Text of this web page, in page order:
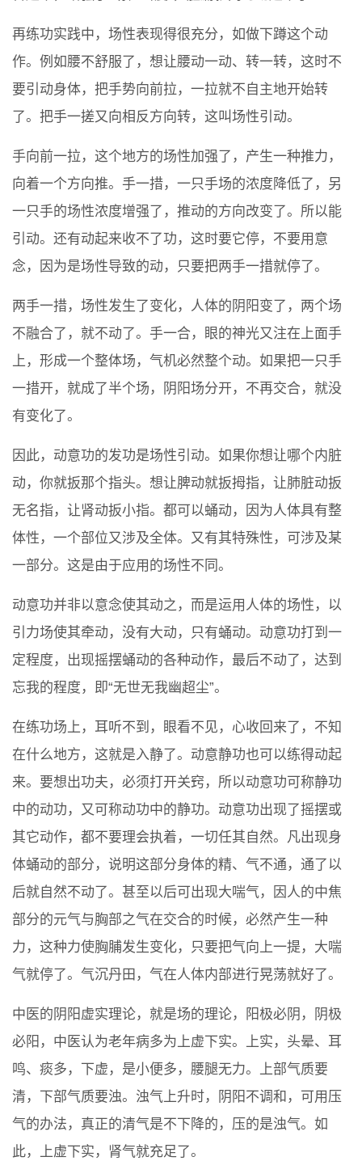
再练功实践中，场性表现得很充分，如做下蹲这个动
作。例如腰不舒服了，想让腰动一动、转一转，这时不
要引动身体，把手势向前拉，一拉就不自主地开始转
了。把手一搓又向相反方向转，这叫场性引动。
手向前一拉，这个地方的场性加强了，产生一种推力，
向着一个方向推。手一措，一只手场的浓度降低了，另
一只手的场性浓度增强了，推动的方向改变了。所以能
引动。还有动起来收不了功，这时要它停，不要用意
念，因为是场性导致的动，只要把两手一措就停了。
两手一措，场性发生了变化，人体的阴阳变了，两个场
不融合了，就不动了。手一合，眼的神光又注在上面手
上，形成一个整体场，气机必然整个动。如果把一只手
一措开，就成了半个场，阴阳场分开，不再交合，就没
有变化了。
因此，动意功的发功是场性引动。如果你想让哪个内脏
动，你就扳那个指头。想让脾动就扳拇指，让肺脏动扳
无名指，让肾动扳小指。都可以蛹动，因为人体具有整
体性，一个部位又涉及全体。又有其特殊性，可涉及某
一部分。这是由于应用的场性不同。
动意功并非以意念使其动之，而是运用人体的场性，以
引力场使其牵动，没有大动，只有蛹动。动意功打到一
定程度，出现摇摆蛹动的各种动作，最后不动了，达到
忘我的程度，即“无世无我幽超尘”。
在练功场上，耳听不到，眼看不见，心收回来了，不知
在什么地方，这就是入静了。动意静功也可以练得动起
来。要想出功夫，必须打开关窍，所以动意功可称静功
中的动功，又可称动功中的静功。动意功出现了摇摆或
其它动作，都不要理会执着，一切任其自然。凡出现身
体蛹动的部分，说明这部分身体的精、气不通，通了以
后就自然不动了。甚至以后可出现大喘气，因人的中焦
部分的元气与胸部之气在交合的时候，必然产生一种
力，这种力使胸脯发生变化，只要把气向上一提，大喘
气就停了。气沉丹田，气在人体内部进行晃荡就好了。
中医的阴阳虚实理论，就是场的理论，阳极必阴，阴极
必阳，中医认为老年病多为上虚下实。上实，头晕、耳
鸣、痰多，下虚，是小便多，腰腿无力。上部气质要
清，下部气质要浊。浊气上升时，阴阳不调和，可用压
气的办法，真正的清气是不下降的，压的是浊气。如
此，上虚下实，肾气就充足了。